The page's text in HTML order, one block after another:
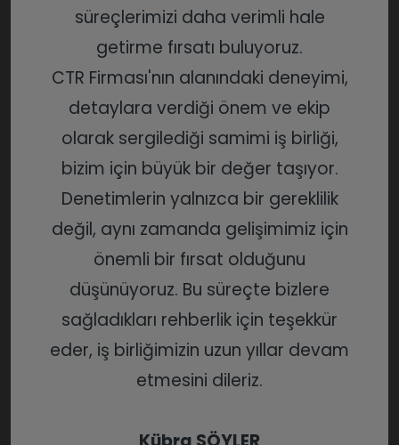
süreçlerimizi daha verimli hale
getirme fırsatı buluyoruz.
CTR Firması'nın alanındaki deneyimi,
detaylara verdiği önem ve ekip
olarak sergilediği samimi iş birliği,
bizim için büyük bir değer taşıyor.
Denetimlerin yalnızca bir gereklilik
değil, aynı zamanda gelişimimiz için
önemli bir fırsat olduğunu
düşünüyoruz. Bu süreçte bizlere
sağladıkları rehberlik için teşekkür
eder, iş birliğimizin uzun yıllar devam
etmesini dileriz.